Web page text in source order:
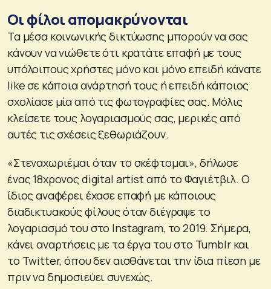
Οι φίλοι απομακρύνονται
Τα μέσα κοινωνικής δικτύωσης μπορούν να σας
κάνουν να νιώθετε ότι κρατάτε επαφή με τους
υπόλοιπους χρήστες μόνο και μόνο επειδή κάνατε
like σε κάποια ανάρτησή τους ή επειδή κάποιος
σχολίασε μία από τις φωτογραφίες σας. Μόλις
κλείσετε τους λογαριασμούς σας, μερικές από
αυτές τις σχέσεις ξεθωριάζουν.
«Στεναχωριέμαι όταν το σκέφτομαι», δήλωσε
ένας 18χρονος digital artist από το Φαγιέτβιλ. O
ίδιος αναφέρει έχασε επαφή με κάποιους
διαδικτυακούς φίλους όταν διέγραψε το
λογαριασμό του στο Instagram, το 2019. Σήμερα,
κάνει αναρτήσεις με τα έργα του στο Tumblr και
το Twitter, όπου δεν αισθάνεται την ίδια πίεση με
πριν να δημοσιεύει συνεχώς.